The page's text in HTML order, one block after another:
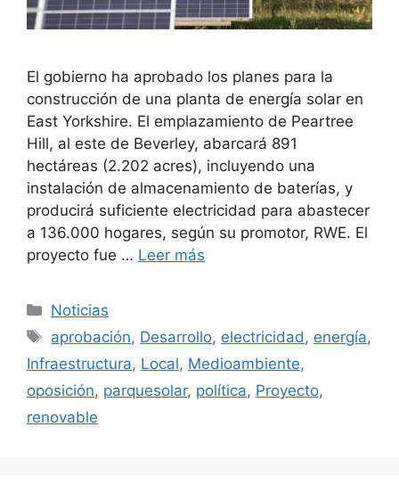
El gobierno ha aprobado los planes para la
construcción de una planta de energía solar en
East Yorkshire. El emplazamiento de Peartree
Hill, al este de Beverley, abarcará 891
hectáreas (2.202 acres), incluyendo una
instalación de almacenamiento de baterías, y
producirá suficiente electricidad para abastecer
a 136.000 hogares, según su promotor, RWE. El
proyecto fue … Leer más
Categorías
Noticias
Etiquetas
aprobación, Desarrollo, electricidad, energía,
Infraestructura, Local, Medioambiente,
oposición, parquesolar, política, Proyecto,
renovable